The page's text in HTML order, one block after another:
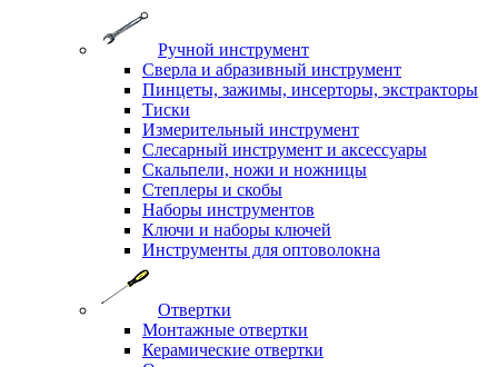
Ручной инструмент
Сверла и абразивный инструмент
Пинцеты, зажимы, инсерторы, экстракторы
Тиски
Измерительный инструмент
Слесарный инструмент и аксессуары
Скальпели, ножи и ножницы
Степлеры и скобы
Наборы инструментов
Ключи и наборы ключей
Инструменты для оптоволокна
Отвертки
Монтажные отвертки
Керамические отвертки